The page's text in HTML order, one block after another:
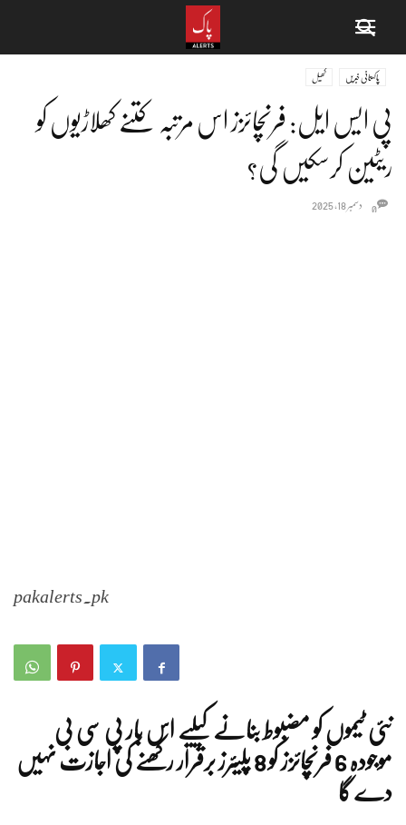
پاکستانی خبریں کھیل
پی ایس ایل: فرنچائزز اس مرتبہ کتنے کھلاڑیوں کو
ریٹین کرسکیں گی؟
دسمبر 18, 2025 0
pakalerts.pk
نئی ٹیموں کو مضبوط بنانے کیلیے اس بار پی سی بی
موجودہ 6 فرنچائزز کو 8 پلیئرز برقرار رکھنے کی اجازت نہیں
دے گا